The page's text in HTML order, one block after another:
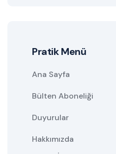
Pratik Menü
Ana Sayfa
Bülten Aboneliği
Duyurular
Hakkımızda